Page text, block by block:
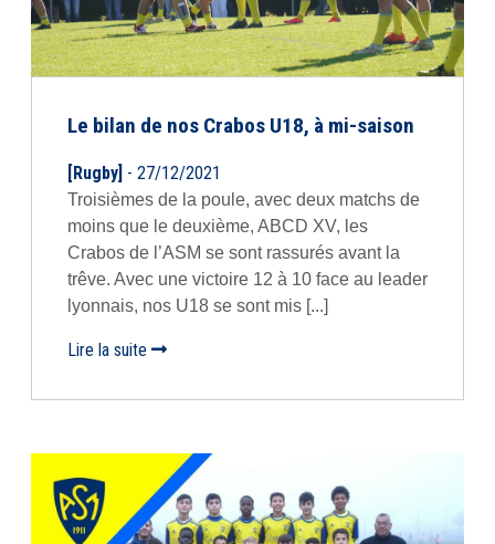
Le bilan de nos Crabos U18, à mi-saison
[Rugby] - 27/12/2021
Troisièmes de la poule, avec deux matchs de
moins que le deuxième, ABCD XV, les
Crabos de l’ASM se sont rassurés avant la
trêve. Avec une victoire 12 à 10 face au leader
lyonnais, nos U18 se sont mis [...]
Lire la suite